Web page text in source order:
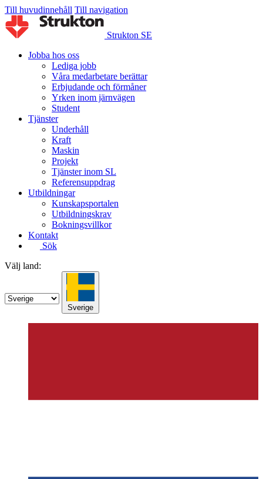
Till huvudinnehåll Till navigation
Strukton SE
Jobba hos oss
Lediga jobb
Våra medarbetare berättar
Erbjudande och förmåner
Yrken inom järnvägen
Student
Tjänster
Underhåll
Kraft
Maskin
Projekt
Tjänster inom SL
Referensuppdrag
Utbildningar
Kunskapsportalen
Utbildningskrav
Bokningsvillkor
Kontakt
Sök
Välj land:
Sverige